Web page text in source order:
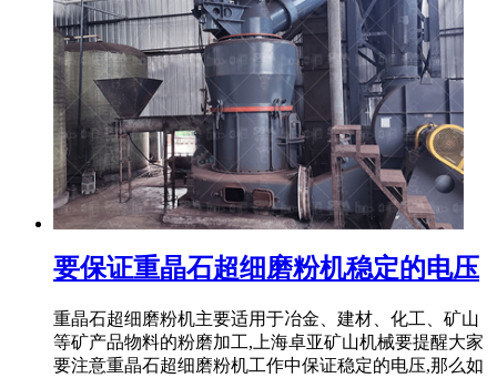
要保证重晶石超细磨粉机稳定的电压
重晶石超细磨粉机主要适用于冶金、建材、化工、矿山
等矿产品物料的粉磨加工,上海卓亚矿山机械要提醒大家
要注意重晶石超细磨粉机工作中保证稳定的电压,那么如